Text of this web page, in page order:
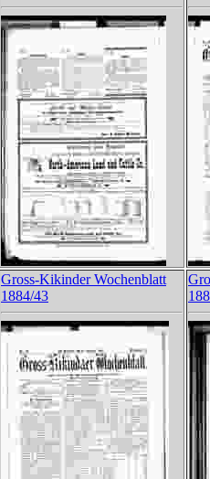
Gross-Kikinder Wochenblatt
1884/43